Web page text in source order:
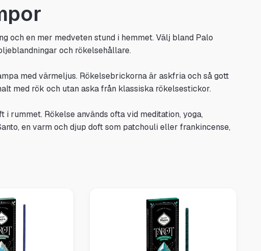
och en mer medveten stund i hemmet. Välj bland Palo
och rökelsehållare.
med värmeljus. Rökelsebrickorna är askfria och så gott
med rök och utan aska från klassiska rökelsestickor.
rummet. Rökelse används ofta vid meditation, yoga,
en varm och djup doft som patchouli eller frankincense,